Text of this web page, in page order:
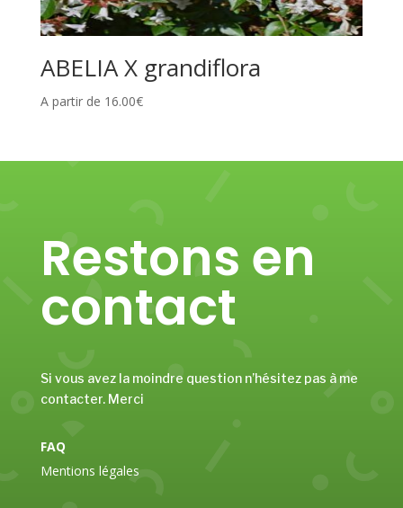
ABELIA X grandiflora
A partir de 16.00€
Restons en
contact
Si vous avez la moindre question n’hésitez pas à me
contacter. Merci
FAQ
Mentions légales